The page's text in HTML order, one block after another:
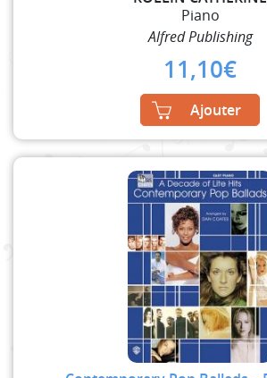
Piano
Alfred Publishing
11,10€
Ajouter